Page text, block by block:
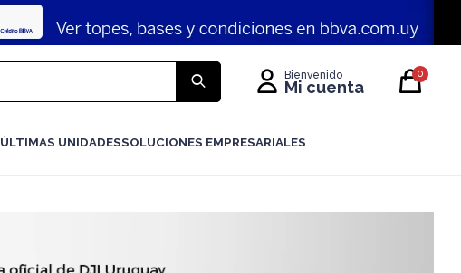
ÚLTIMAS UNIDADESSOLUCIONES EMPRESARIALES
0